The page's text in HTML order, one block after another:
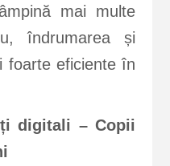
mai multe
îndrumarea și
foarte eficiente în
digitali – Copii